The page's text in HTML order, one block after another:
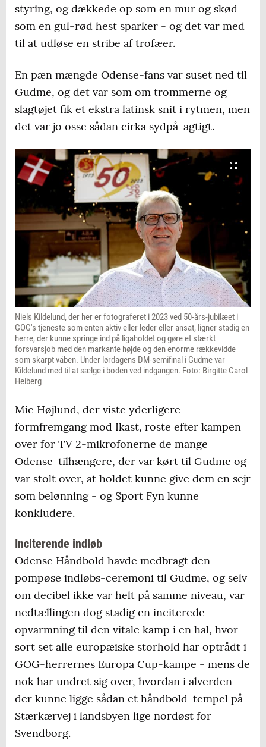
styring, og dækkede op som en mur og skød
som en gul-rød hest sparker - og det var med
til at udløse en stribe af trofæer.
En pæn mængde Odense-fans var suset ned til
Gudme, og det var som om trommerne og
slagtøjet fik et ekstra latinsk snit i rytmen, men
det var jo osse sådan cirka sydpå-agtigt.
Niels Kildelund, der her er fotograferet i 2023 ved 50-års-jubilæet i
GOG's tjeneste som enten aktiv eller leder eller ansat, ligner stadig en
herre, der kunne springe ind på ligaholdet og gøre et stærkt
forsvarsjob med den markante højde og den enorme rækkevidde
som skarpt våben. Under lørdagens DM-semifinal i Gudme var
Kildelund med til at sælge i boden ved indgangen. Foto: Birgitte Carol
Heiberg
Mie Højlund, der viste yderligere
formfremgang mod Ikast, roste efter kampen
over for TV 2-mikrofonerne de mange
Odense-tilhængere, der var kørt til Gudme og
var stolt over, at holdet kunne give dem en sejr
som belønning - og Sport Fyn kunne
konkludere.
Inciterende indløb
Odense Håndbold havde medbragt den
pompøse indløbs-ceremoni til Gudme, og selv
om decibel ikke var helt på samme niveau, var
nedtællingen dog stadig en inciterede
opvarmning til den vitale kamp i en hal, hvor
sort set alle europæiske storhold har optrådt i
GOG-herrernes Europa Cup-kampe - mens de
nok har undret sig over, hvordan i alverden
der kunne ligge sådan et håndbold-tempel på
Stærkærvej i landsbyen lige nordøst for
Svendborg.